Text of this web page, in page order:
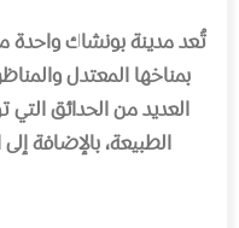
تُعد مدينة بونشاك واحدة
بمناخها المعتدل
العديد من الحدائق التي
الطبيعة، بالإضافة